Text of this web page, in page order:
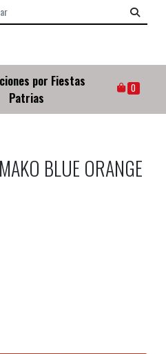
por Fiestas
Patrias
0
BLUE ORANGE